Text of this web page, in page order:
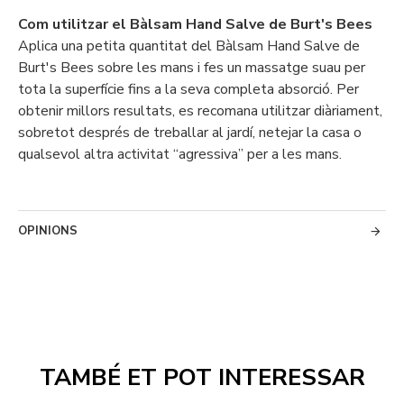
TAMBÉ ET POT INTERESSAR
Com utilitzar el Bàlsam Hand Salve de Burt's Bees
Aplica una petita quantitat del Bàlsam Hand Salve de
Burt's Bees sobre les mans i fes un massatge suau per
tota la superfície fins a la seva completa absorció. Per
obtenir millors resultats, es recomana utilitzar diàriament,
sobretot després de treballar al jardí, netejar la casa o
qualsevol altra activitat “agressiva” per a les mans.
OPINIONS